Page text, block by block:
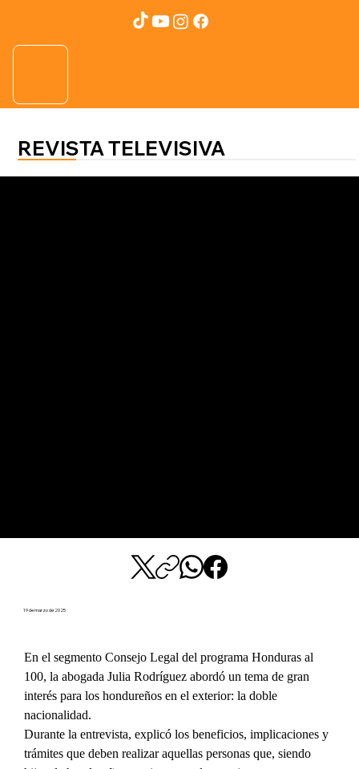
REVISTA TELEVISIVA
19 de marzo de 2025
En el segmento Consejo Legal del programa Honduras al
100, la abogada Julia Rodríguez abordó un tema de gran
interés para los hondureños en el exterior: la doble
nacionalidad.
Durante la entrevista, explicó los beneficios, implicaciones y
trámites que deben realizar aquellas personas que, siendo